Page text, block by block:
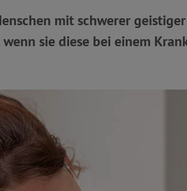
mit schwerer
sie diese bei einem